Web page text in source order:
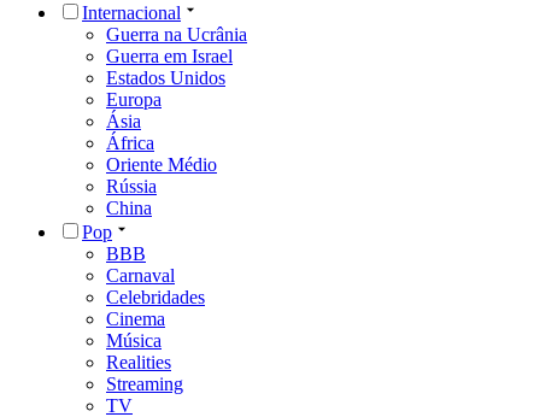
Internacional
Guerra na Ucrânia
Guerra em Israel
Estados Unidos
Europa
Ásia
África
Oriente Médio
Rússia
China
Pop
BBB
Carnaval
Celebridades
Cinema
Música
Realities
Streaming
TV